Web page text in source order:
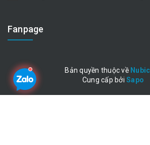
Fanpage
Bản quyền thuộc về
|
Cung cấp bởiSapo